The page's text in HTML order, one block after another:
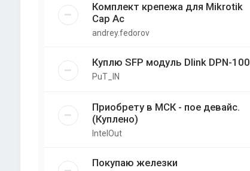
Комплект крепежа для Mikrotik
Cap Ac
andrey.fedorov
Куплю SFP модуль Dlink DPN-100
PuT_IN
Приобрету в МСК - пое девайс.
(Куплено)
IntelOut
Покупаю железки